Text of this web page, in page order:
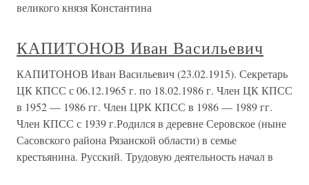
великого князя Константина
КАПИТОНОВ Иван Васильевич
КАПИТОНОВ Иван Васильевич (23.02.1915). Секретарь
ЦК КПСС с 06.12.1965 г. по 18.02.1986 г. Член ЦК КПСС
в 1952 — 1986 гг. Член ЦРК КПСС в 1986 — 1989 гг.
Член КПСС с 1939 г.Родился в деревне Серовское (ныне
Сасовского района Рязанской области) в семье
крестьянина. Русский. Трудовую деятельность начал в